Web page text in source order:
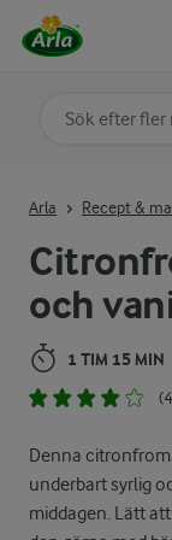
och
1 TIM 15 MIN
Denna
underbart syrlig
middagen. Lätt
Arla Recept &
Sök på